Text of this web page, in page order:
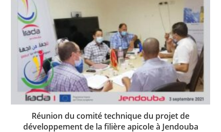
Réunion du comité technique du projet de
développement de la filière apicole à Jendouba